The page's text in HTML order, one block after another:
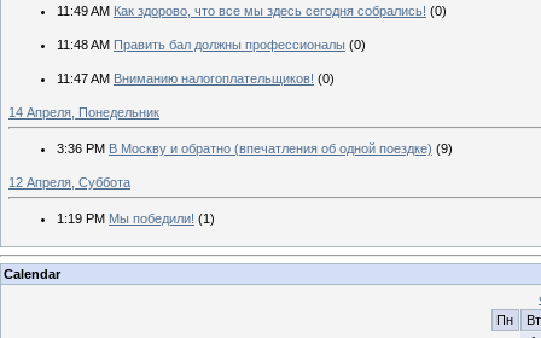
11:49 AM Как здорово, что все мы здесь сегодня собрались! (0)
11:48 AM Править бал должны профессионалы (0)
11:47 AM Вниманию налогоплательщиков! (0)
14 Апреля, Понедельник
3:36 PM В Москву и обратно (впечатления об одной поездке) (9)
12 Апреля, Суббота
1:19 PM Мы победили! (1)
Calendar
Пн
Вт